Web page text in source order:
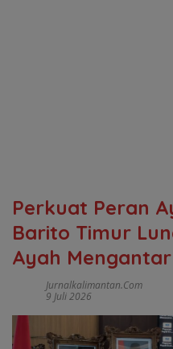
Perkuat Peran
Barito Timur
Ayah
Jurnalkalimantan.com
9 Juli 2026